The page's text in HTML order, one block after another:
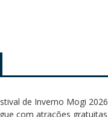
de Inverno Mogi 2026
com atrações gratuitas